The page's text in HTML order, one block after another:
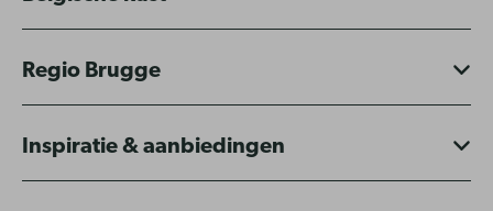
Regio Brugge
Inspiratie & aanbiedingen